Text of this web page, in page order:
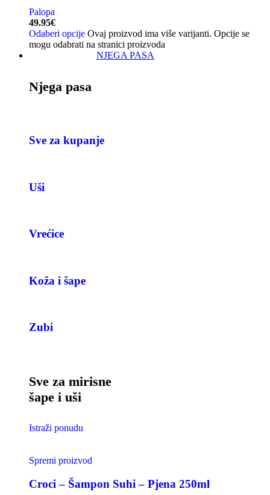
Palopa
49.95€
Odaberi opcije Ovaj proizvod ima više varijanti. Opcije se
mogu odabrati na stranici proizvoda
NJEGA PASA
Njega pasa
Sve za kupanje
Uši
Vrećice
Koža i šape
Zubi
Sve za mirisne
šape i uši
Istraži ponudu
Spremi proizvod
Croci – Šampon Suhi – Pjena 250ml